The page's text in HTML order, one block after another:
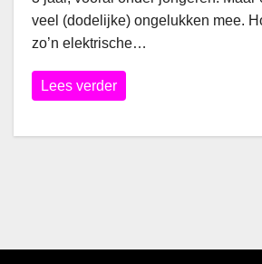
veel (dodelijke) ongelukken mee.
zo’n elektrische…
Lees verder